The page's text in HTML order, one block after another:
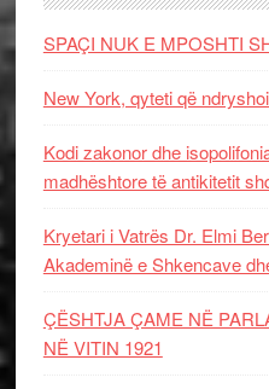
SPAÇI NUK E MPOSHTI
New York, qyteti që
Kodi zakonor dhe
madhështore të antikitetit
Kryetari i Vatrës Dr. Elmi
Akademinë e Shkencave
ÇËSHTJA ÇAME NË
NË VITIN 1921